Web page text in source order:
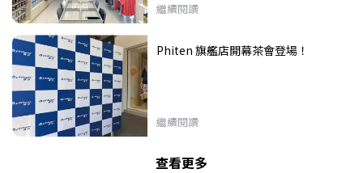
繼續閱讀
Phiten 旗艦店開幕茶會登場！
繼續閱讀
查看更多